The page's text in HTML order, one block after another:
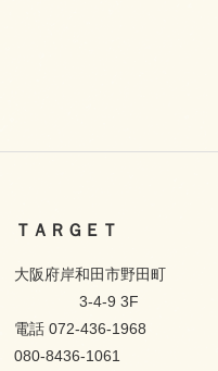
ＴＡＲＧＥＴ
大阪府岸和田市野田町
3-4-9 3F
電話 072-436-1968
080-8436-1061